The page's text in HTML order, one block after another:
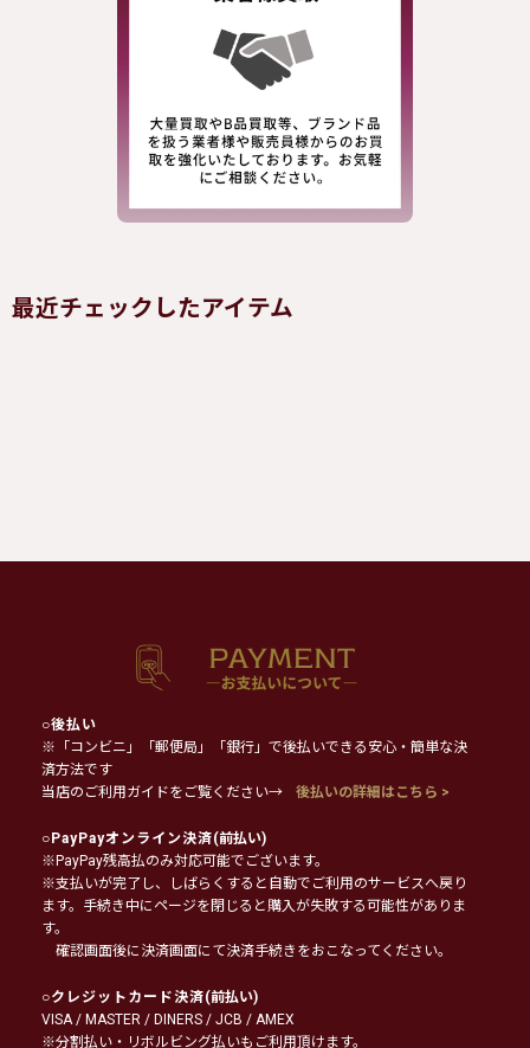
最近チェックしたアイテム
○後払い
※「コンビニ」「郵便局」「銀行」で後払いできる安心・簡単な決
済方法です
当店のご利用ガイドをご覧ください→
後払いの詳細はこちら >
○PayPayオンライン決済(前払い)
※PayPay残高払のみ対応可能でございます。
※支払いが完了し、しばらくすると自動でご利用のサービスへ戻り
ます。手続き中にページを閉じると購入が失敗する可能性がありま
す。
確認画面後に決済画面にて決済手続きをおこなってください。
○クレジットカード決済(前払い)
VISA / MASTER / DINERS / JCB / AMEX
※分割払い・リボルビング払いもご利用頂けます。